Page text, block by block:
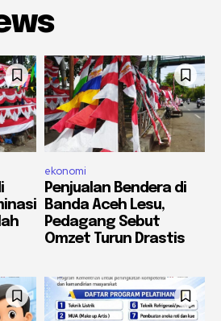
ekonomi
Penjualan Bendera di
Banda Aceh Lesu,
Pedagang Sebut
Omzet Turun Drastis